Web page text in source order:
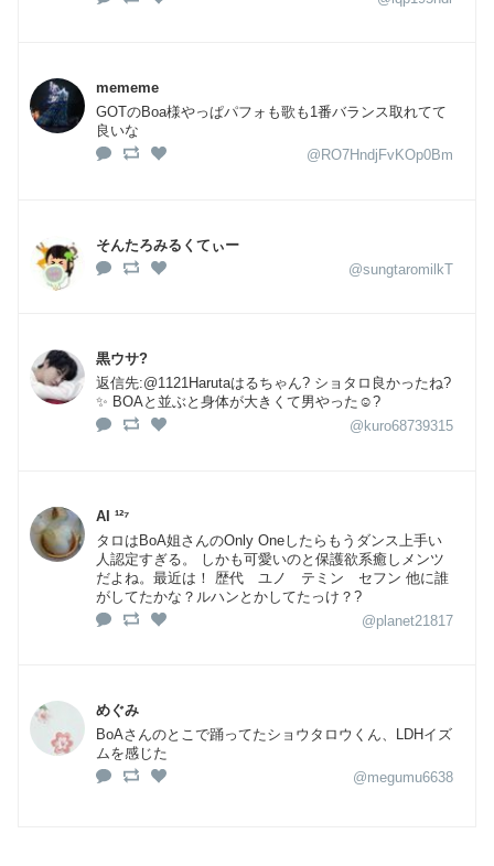
mememe
GOTのBoa様やっぱパフォも歌も1番バランス取れてて
良いな
@RO7HndjFvKOp0Bm
そんたろみるくてぃー
@sungtaromilkT
黒ウサ?
返信先:@1121Harutaはるちゃん? ショタロ良かったね?
✨ BOAと並ぶと身体が大きくて男やった☺️?
@kuro68739315
AI ¹²⁷
タロはBoA姐さんのOnly Oneしたらもうダンス上手い
人認定すぎる。 しかも可愛いのと保護欲系癒しメンツ
だよね。最近は！ 歴代 ユノ テミン セフン 他に誰
がしてたかな？ルハンとかしてたっけ？?
@planet21817
めぐみ
BoAさんのとこで踊ってたショウタロウくん、LDHイズ
ムを感じた
@megumu6638